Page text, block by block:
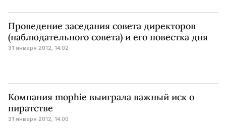
Проведение заседания совета директоров
(наблюдательного совета) и его повестка дня
31 января 2012, 14:02
Компания mophie выиграла важный иск о
пиратстве
31 января 2012, 14:00